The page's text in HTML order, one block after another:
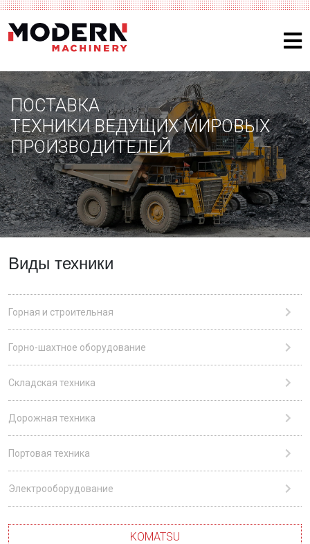
ПОСТАВКА
ТЕХНИКИ ВЕДУЩИХ МИРОВЫХ
ПРОИЗВОДИТЕЛЕЙ
Виды техники
Горная и строительная
Горно-шахтное оборудование
Складская техника
Дорожная техника
Портовая техника
Электрооборудование
KOMATSU